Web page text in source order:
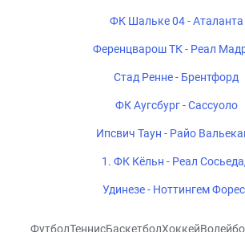
ФК Шальке 04 - Аталанта
Ференцварош ТК - Реал
Стад Ренне - Брентфорд
ФК Аугсбург - Сассуоло
Ипсвич Таун - Райо
1. ФК Кёльн - Реал
Удинезе - Ноттингем
ФутболТеннисБаскетболХоккей